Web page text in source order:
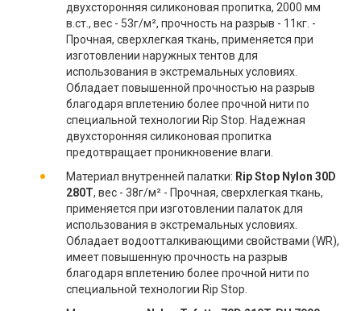
двухсторонняя силиконовая пропитка, 2000 мм
в.ст., вес - 53г/м², прочность на разрыв - 11кг. -
Прочная, сверхлегкая ткань, применяется при
изготовлении наружных тентов для
использования в экстремальных условиях.
Обладает повышенной прочностью на разрыв
благодаря вплетению более прочной нити по
специальной технологии Rip Stop. Надежная
двухсторонняя силиконовая пропитка
предотвращает проникновение влаги.
Материал внутренней палатки: Rip Stop Nylon 30D
280T, вес - 38г/м² - Прочная, сверхлегкая ткань,
применяется при изготовлении палаток для
использования в экстремальных условиях.
Обладает водоотталкивающими свойствами (WR),
имеет повышенную прочность на разрыв
благодаря вплетению более прочной нити по
специальной технологии Rip Stop.